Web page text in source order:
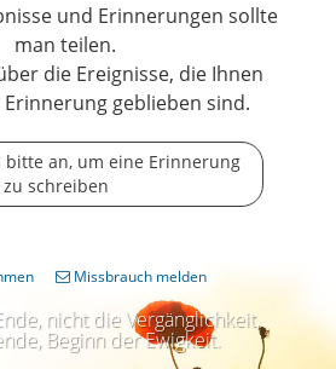
und Erinnerungen sollte
man teilen.
die Ereignisse, die Ihnen
geblieben sind.
bitte an, um eine Erinnerung
zu schreiben
nicht die Vergänglichkeit,
Beginn der Ewigkeit.
Missbrauch melden